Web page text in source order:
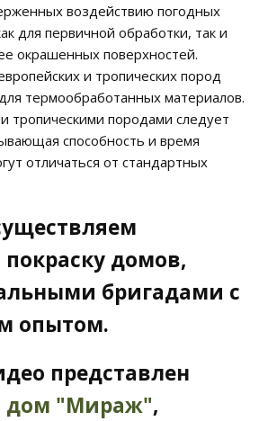
воздействию погодных
для первичной обработки, так и
окрашенных поверхностей.
и тропических пород
термообработанных материалов.
тропическими породами следует
способность и время
отличаться от стандартных
домов,
бригадами с
опытом.
представлен
дом "Мираж",